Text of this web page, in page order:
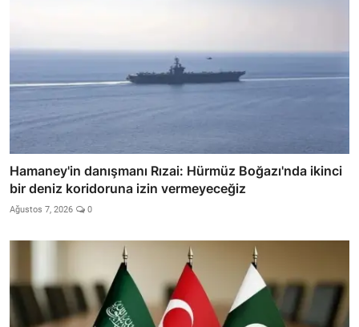
Hamaney'in danışmanı Rızai: Hürmüz Boğazı'nda ikinci
bir deniz koridoruna izin vermeyeceğiz
Ağustos 7, 2026 0